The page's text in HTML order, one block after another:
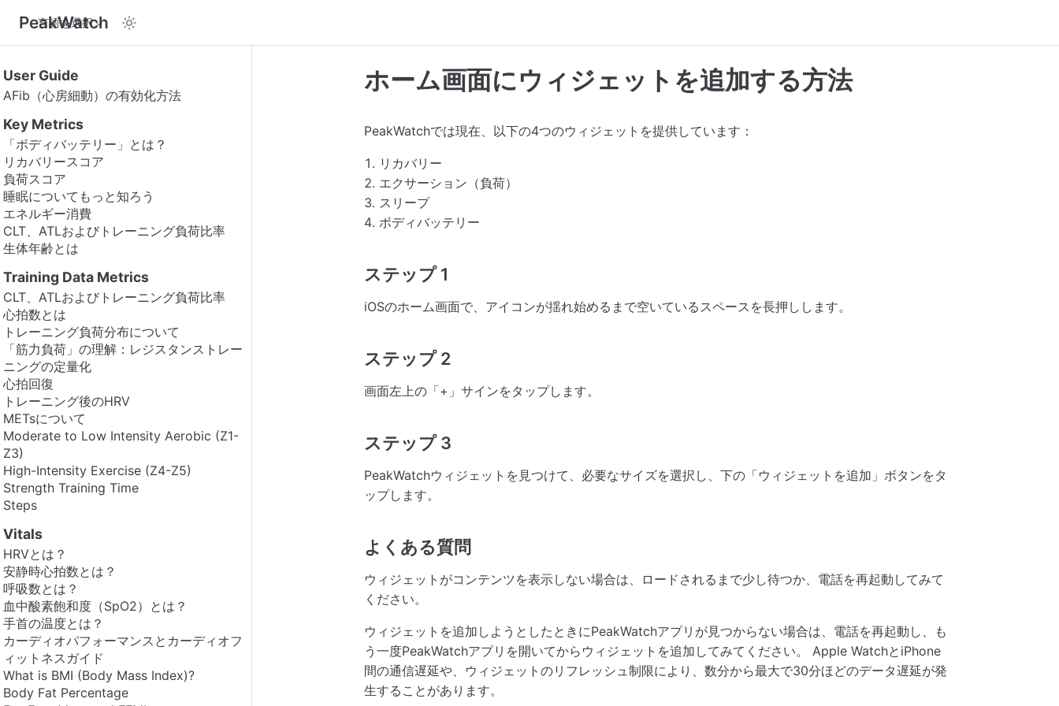
PeakWatch
言語を選択
User Guide
AFib（心房細動）の有効化方法
Key Metrics
「ボディバッテリー」とは？
リカバリースコア
負荷スコア
睡眠についてもっと知ろう
エネルギー消費
CLT、ATLおよびトレーニング負荷比率
生体年齢とは
Training Data Metrics
CLT、ATLおよびトレーニング負荷比率
心拍数とは
トレーニング負荷分布について
「筋力負荷」の理解：レジスタンストレー
ニングの定量化
心拍回復
トレーニング後のHRV
METsについて
Moderate to Low Intensity Aerobic (Z1-
Z3)
High-Intensity Exercise (Z4-Z5)
Strength Training Time
Steps
Vitals
HRVとは？
安静時心拍数とは？
呼吸数とは？
血中酸素飽和度（SpO2）とは？
手首の温度とは？
カーディオパフォーマンスとカーディオフ
ィットネスガイド
What is BMI (Body Mass Index)?
Body Fat Percentage
ホーム画面にウィジェットを追加する方法
PeakWatchでは現在、以下の4つのウィジェットを提供しています：
リカバリー
エクサーション（負荷）
スリープ
ボディバッテリー
ステップ 1
iOSのホーム画面で、アイコンが揺れ始めるまで空いているスペースを長押しします。
ステップ 2
画面左上の「+」サインをタップします。
ステップ 3
PeakWatchウィジェットを見つけて、必要なサイズを選択し、下の「ウィジェットを追加」ボタンをタ
ップします。
よくある質問
ウィジェットがコンテンツを表示しない場合は、ロードされるまで少し待つか、電話を再起動してみて
ください。
ウィジェットを追加しようとしたときにPeakWatchアプリが見つからない場合は、電話を再起動し、も
う一度PeakWatchアプリを開いてからウィジェットを追加してみてください。 Apple WatchとiPhone
間の通信遅延や、ウィジェットのリフレッシュ制限により、数分から最大で30分ほどのデータ遅延が発
生することがあります。